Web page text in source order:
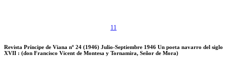
11
Revista Príncipe de Viana nº 24 (1946) Julio-Septiembre 1946 Un poeta navarro del siglo
XVII : (don Francisco Vicent de Montesa y Tornamira, Señor de Mora)